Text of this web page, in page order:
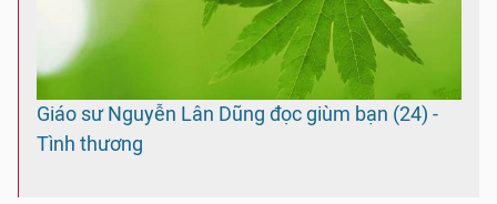
Giáo sư Nguyễn Lân Dũng đọc giùm bạn (24) -
Tình thương